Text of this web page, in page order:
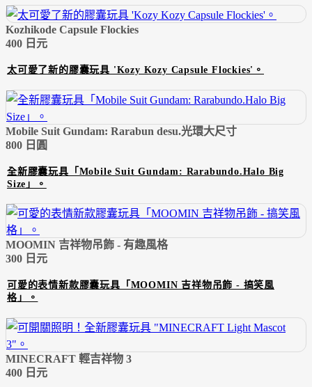
Kozhikode Capsule Flockies
400 日元
太可愛了新的膠囊玩具 'Kozy Kozy Capsule Flockies'。
Mobile Suit Gundam: Rarabun desu.光環大尺寸
800 日圓
全新膠囊玩具「Mobile Suit Gundam: Rarabundo.Halo Big
Size」。
MOOMIN 吉祥物吊飾 - 有趣風格
300 日元
可愛的表情新款膠囊玩具「MOOMIN 吉祥物吊飾 - 搞笑風
格」。
MINECRAFT 輕吉祥物 3
400 日元